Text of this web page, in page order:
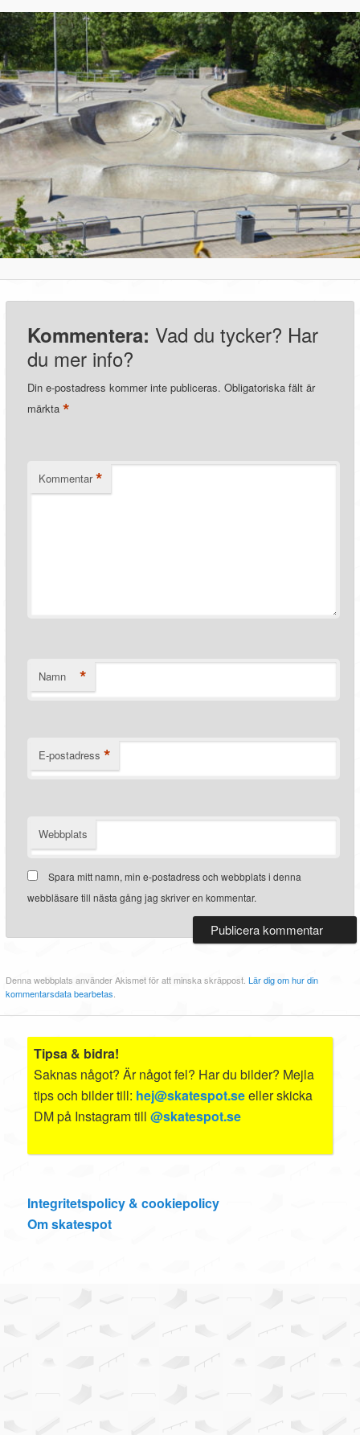
Kommentera: Vad du tycker? Har
du mer info?
Din e-postadress kommer inte publiceras. Obligatoriska fält är
märkta*
Kommentar *
Namn *
E-postadress *
Webbplats
Spara mitt namn, min e-postadress och webbplats i denna
webbläsare till nästa gång jag skriver en kommentar.
Denna webbplats använder Akismet för att minska skräppost.Lär dig om hur din
kommentarsdata bearbetas.
Tipsa & bidra!
Saknas något? Är något fel? Har du bilder? Mejla
tips och bilder till: hej@skatespot.seeller skicka
DM på Instagram till@skatespot.se
Integritetspolicy & cookiepolicy
Om skatespot